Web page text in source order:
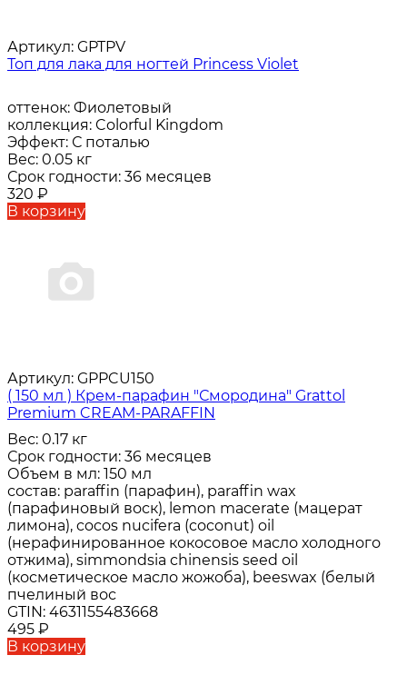
Артикул: GPTPV
Топ для лака для ногтей Princess Violet
оттенок: Фиолетовый
коллекция: Colorful Kingdom
Эффект: С поталью
Вес: 0.05 кг
Срок годности: 36 месяцев
320 ₽
В корзину
Артикул: GPPCU150
( 150 мл ) Крем-парафин "Смородина" Grattol
Premium CREAM-PARAFFIN
Вес: 0.17 кг
Срок годности: 36 месяцев
Объем в мл: 150 мл
состав: paraffin (парафин), paraffin wax
(парафиновый воск), lemon macerate (мацерат
лимона), cocos nucifera (coconut) oil
(нерафинированное кокосовое масло холодного
отжима), simmondsia chinensis seed oil
(косметическое масло жожоба), beeswax (белый
пчелиный вос
GTIN: 4631155483668
495 ₽
В корзину